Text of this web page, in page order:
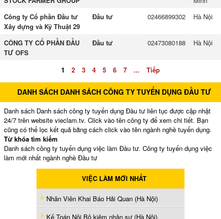
Công ty Cổ phần Đầu tư
Xây dựng và Kỹ Thuật 29
Đầu tư 02466899302 Hà Nội
CÔNG TY CỔ PHẦN ĐẦU
TƯ OFS
Đầu tư 02473080188 Hà Nội
1 2 3 4 5 6 7 ... Tiếp
DANH SÁCH DANH SÁCH CÔNG TY TUYỂN DỤNG ĐẦU TƯ
Danh sách Danh sách công ty tuyển dụng Đầu tư liên tục được cập nhật
24/7 trên website vieclam.tv. Click vào tên công ty để xem chi tiết. Bạn
cũng có thể lọc kết quả bằng cách click vào tên ngành nghề tuyển dụng.
Từ khóa tìm kiếm
Danh sách công ty tuyển dụng việc làm Đầu tư. Công ty tuyển dụng việc
làm mới nhất ngành nghề Đầu tư
VIỆC LÀM MỚI NHẤT
Nhân Viên Khai Báo Hải Quan (Hà Nội)
Kế Toán Nội Bộ kiêm nhân sự (Hà Nội)